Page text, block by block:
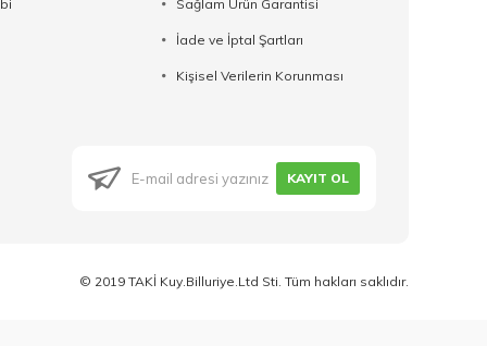
Sağlam Ürün Garantisi
İade ve İptal Şartları
Kişisel Verilerin Korunması
KAYIT OL
© 2019 TAKİ Kuy.Billuriye.Ltd Sti. Tüm hakları saklıdır.